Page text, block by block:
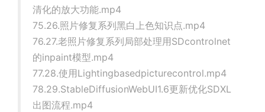
清化的放大功能.mp4
75.26.照片修复系列黑白上色知识点.mp4
76.27.老照片修复系列局部处理用SDcontrolnet
的inpaint模型.mp4
77.28.使用Lightingbasedpicturecontrol.mp4
78.29.StableDiffusionWebUI1.6更新优化SDXL
出图流程.mp4